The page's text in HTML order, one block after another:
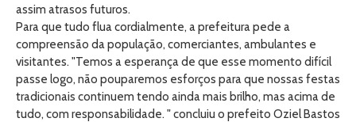
assim atrasos futuros.
Para que tudo flua cordialmente, a prefeitura pede a
compreensão da população, comerciantes, ambulantes e
visitantes. "Temos a esperança de que esse momento difícil
passe logo, não pouparemos esforços para que nossas festas
tradicionais continuem tendo ainda mais brilho, mas acima de
tudo, com responsabilidade. " concluiu o prefeito Oziel Bastos